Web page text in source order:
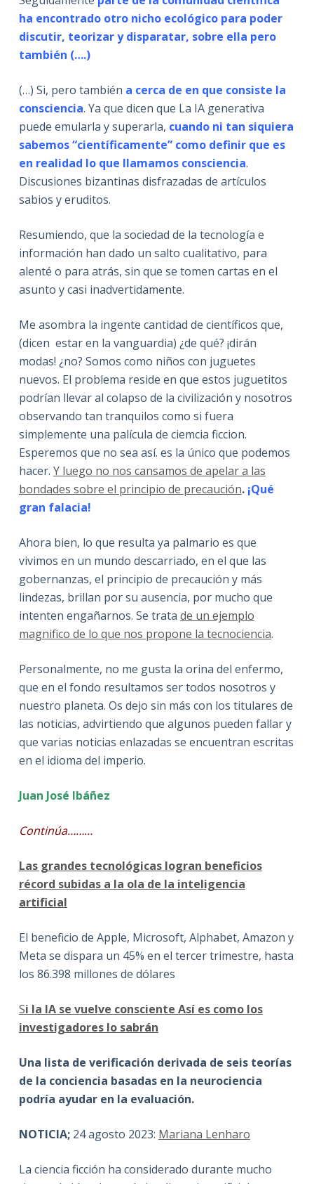
ha encontrado otro nicho ecológico para poder
discutir, teorizar y disparatar, sobre ella pero
también (….)
(…) Si, pero también a cerca de en que consiste la
consciencia. Ya que dicen que La IA generativa
puede emularla y superarla, cuando ni tan siquiera
sabemos “científicamente” como definir que es
en realidad lo que llamamos consciencia.
Discusiones bizantinas disfrazadas de artículos
sabios y eruditos.
Resumiendo, que la sociedad de la tecnología e
información han dado un salto cualitativo, para
alenté o para atrás, sin que se tomen cartas en el
asunto y casi inadvertidamente.
Me asombra la ingente cantidad de científicos que,
(dicen estar en la vanguardia) ¿de qué? ¡dirán
modas! ¿no? Somos como niños con juguetes
nuevos. El problema reside en que estos juguetitos
podrían llevar al colapso de la civilización y nosotros
observando tan tranquilos como si fuera
simplemente una palícula de ciemcia ficcion.
Esperemos que no sea así. es la único que podemos
hacer. Y luego no nos cansamos de apelar a las
bondades sobre el principio de precaución. ¡Qué
gran falacia!
Ahora bien, lo que resulta ya palmario es que
vivimos en un mundo descarriado, en el que las
gobernanzas, el principio de precaución y más
lindezas, brillan por su ausencia, por mucho que
intenten engañarnos. Se trata de un ejemplo
magnifico de lo que nos propone la tecnociencia.
Personalmente, no me gusta la orina del enfermo,
que en el fondo resultamos ser todos nosotros y
nuestro planeta. Os dejo sin más con los titulares de
las noticias, advirtiendo que algunos pueden fallar y
que varias noticias enlazadas se encuentran escritas
en el idioma del imperio.
Juan José Ibáñez
Continúa………
Las grandes tecnológicas logran beneficios
récord subidas a la ola de la inteligencia
artificial
El beneficio de Apple, Microsoft, Alphabet, Amazon y
Meta se dispara un 45% en el tercer trimestre, hasta
los 86.398 millones de dólares
Si la IA se vuelve consciente Así es como los
investigadores lo sabrán
Una lista de verificación derivada de seis teorías
de la conciencia basadas en la neurociencia
podría ayudar en la evaluación.
NOTICIA; 24 agosto 2023: Mariana Lenharo
La ciencia ficción ha considerado durante mucho